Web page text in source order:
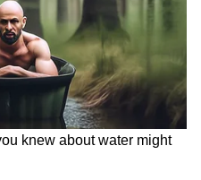
এবং ছবি সম্পাদনার